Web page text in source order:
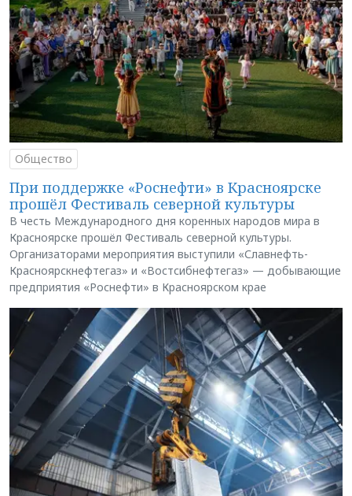
Общество
При поддержке «Роснефти» в Красноярске
прошёл Фестиваль северной культуры
В честь Международного дня коренных народов мира в
Красноярске прошёл Фестиваль северной культуры.
Организаторами мероприятия выступили «Славнефть-
Красноярскнефтегаз» и «Востсибнефтегаз» — добывающие
предприятия «Роснефти» в Красноярском крае